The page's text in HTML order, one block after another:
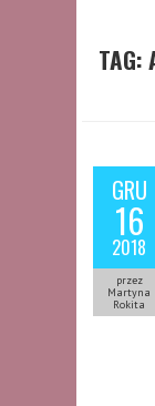
TAG:
GRU
16
2018
przez
Martyna
Rokita